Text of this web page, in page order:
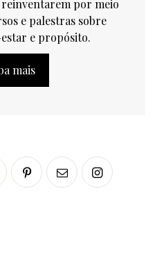
reinventarem por meio
e palestras sobre
e propósito.
mais